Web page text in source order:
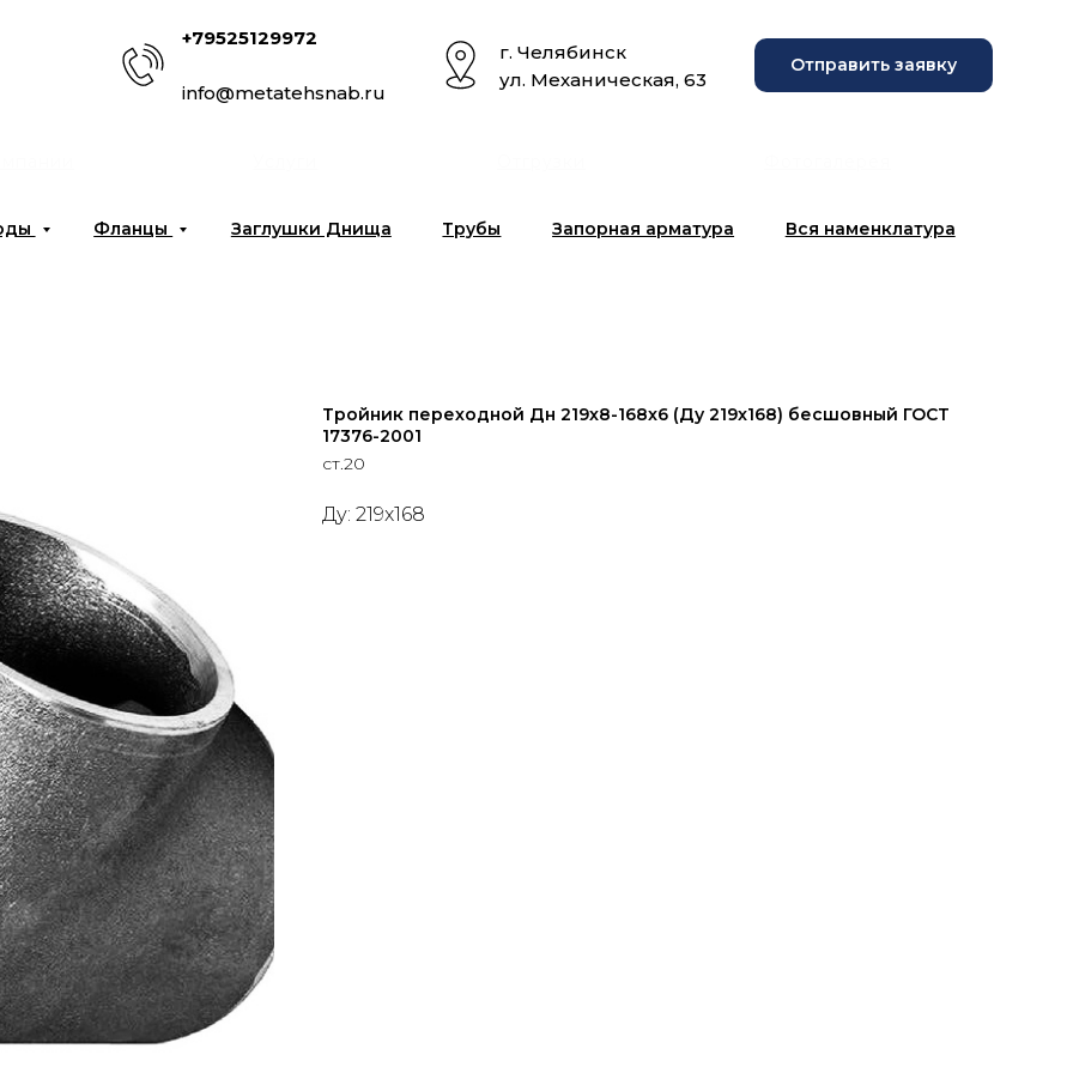
+79525129972
info@metatehsnab.ru
г. Челябинск
ул. Механическая, 63
Отправить заявку
Фланцы Заглушки Днища Трубы Запорная арматура Вся наменклатура
Тройник переходной Дн 219x8-168x6 (Ду 219x168) бесшовный ГОСТ
17376-2001
ст.20
Ду: 219x168